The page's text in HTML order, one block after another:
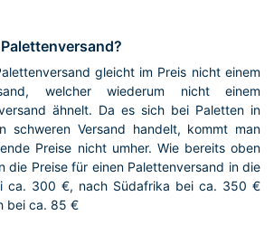
gleicht im Preis nicht einem
welcher wiederum nicht einem
ähnelt. Da es sich bei Paletten in
schweren Versand handelt, kommt man
Preise nicht umher. Wie bereits oben
die Preise für einen Palettenversand in die
ca. 300 €, nach Südafrika bei ca. 350 €
bei ca. 85 €